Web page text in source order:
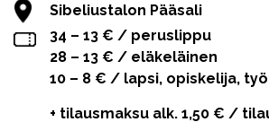
Sibeliustalon Pääsali
34 – 13 € / peruslippu
28 – 13 € / eläkeläinen
10 – 8 € / lapsi, opiskelija,
+ tilausmaksu alk. 1,50 € /